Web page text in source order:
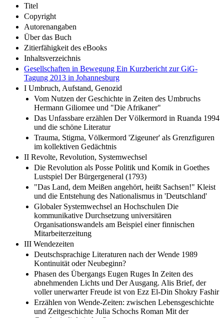
Titel
Copyright
Autorenangaben
Über das Buch
Zitierfähigkeit des eBooks
Inhaltsverzeichnis
Gesellschaften in Bewegung Ein Kurzbericht zur GiG-
Tagung 2013 in Johannesburg
I Umbruch, Aufstand, Genozid
Vom Nutzen der Geschichte in Zeiten des Umbruchs
Hermann Giliomee und "Die Afrikaner"
Das Unfassbare erzählen Der Völkermord in Ruanda 1994
und die schöne Literatur
Trauma, Stigma, Völkermord 'Zigeuner' als Grenzfiguren
im kollektiven Gedächtnis
II Revolte, Revolution, Systemwechsel
Die Revolution als Posse Politik und Komik in Goethes
Lustspiel Der Bürgergeneral (1793)
"Das Land, dem Meißen angehört, heißt Sachsen!" Kleist
und die Entstehung des Nationalismus in 'Deutschland'
Globaler Systemwechsel an Hochschulen Die
kommunikative Durchsetzung universitären
Organisationswandels am Beispiel einer finnischen
Mitarbeiterzeitung
III Wendezeiten
Deutschsprachige Literaturen nach der Wende 1989
Kontinuität oder Neubeginn?
Phasen des Übergangs Eugen Ruges In Zeiten des
abnehmenden Lichts und Der Ausgang. Alis Brief, der
voller unerwarter Freude ist von Ezz El-Din Shokry Fashir
Erzählen von Wende-Zeiten: zwischen Lebensgeschichte
und Zeitgeschichte Julia Schochs Roman Mit der